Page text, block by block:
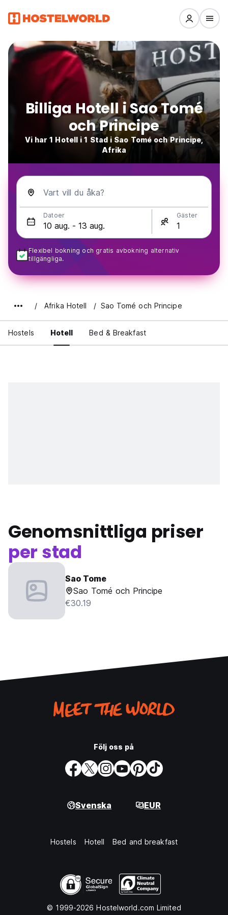
Billiga Hotell i Sao Tomé
och Principe
Vi har 1 Hotell i 1 Stad i Sao Tomé och Principe,
Afrika
Vart vill du åka?
Datoer Gäster
Flexibel bokning och gratis avbokning alternativ
tillgängliga.
Afrika Hotell Sao Tomé och Principe
Hostels Hotell Bed & Breakfast
Genomsnittliga priser
per stad
Sao Tome
Sao Tomé och Principe
€30.19
Följ oss på
Svenska EUR
Hostels Hotell Bed and breakfast
© 1999-2026 Hostelworld.com Limited